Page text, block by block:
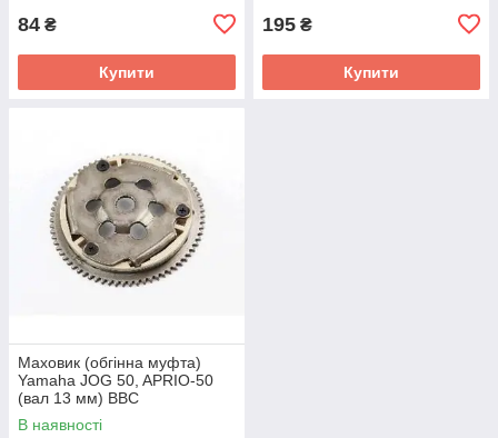
84 ₴
Купити
195 ₴
Купити
Маховик (обгінна муфта)
Yamaha JOG 50, APRIO-50
(вал 13 мм) BBC
В наявності